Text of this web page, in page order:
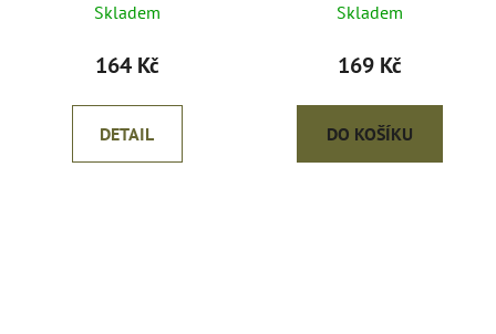
Skladem
164 Kč
DETAIL
Skladem
169 Kč
DO KOŠÍKU